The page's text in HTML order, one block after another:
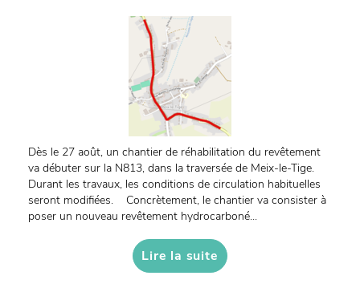
Dès le 27 août, un chantier de réhabilitation du revêtement
va débuter sur la N813, dans la traversée de Meix-le-Tige.
Durant les travaux, les conditions de circulation habituelles
seront modifiées. Concrètement, le chantier va consister à
poser un nouveau revêtement hydrocarboné...
Lire la suite